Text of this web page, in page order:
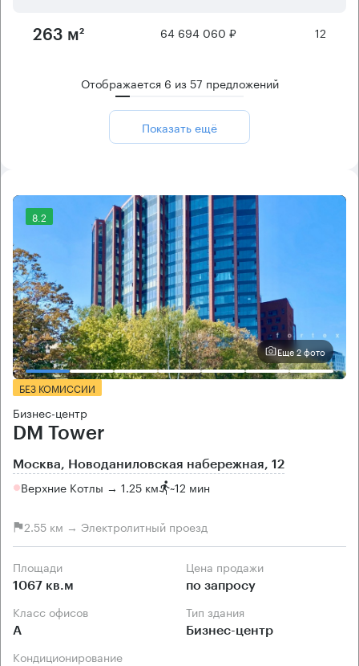
263 м² 64 694 060 ₽ 12
Отображается 6 из57 предложений
Показать ещё
8.2
Еще 2 фото
БЕЗ КОМИССИИ
Бизнес-центр
DM Tower
Москва, Новоданиловская набережная, 12
Верхние Котлы → 1.25 км ~12 мин
2.55 км → Электролитный проезд
Площади
1067 кв.м
Цена продажи
по запросу
Класс офисов
А
Тип здания
Бизнес-центр
Кондиционирование